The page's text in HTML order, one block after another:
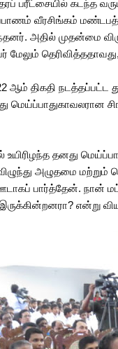
பரீட்­சை­யில் கடந்த
வீர­சிங்­கம்
அதில் முதன்மை
மேலும் தெரி­வித்­த­தா­வது,
ஆம் திகதி நடத்­தப்­பட்ட
உயி­ரி­ழந்த தனது
அழு­தமை
பார்த்­தேன். நான்
என்று